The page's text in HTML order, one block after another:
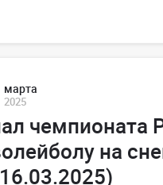
марта
2025
чемпионата
на